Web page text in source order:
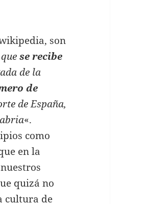
son
se recibe
de la
de
de España,
«.
como
en la
quizá no
cultura de